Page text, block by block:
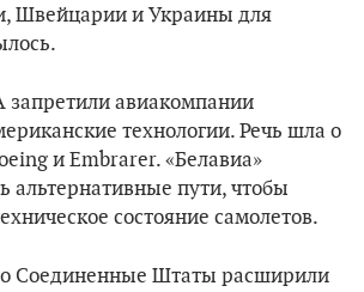
Швейцарии и Украины для
запретили авиакомпании
технологии. Речь шла о
и Embrarer. «Белавиа»
альтернативные пути, чтобы
состояние самолетов.
Соединенные Штаты расширили